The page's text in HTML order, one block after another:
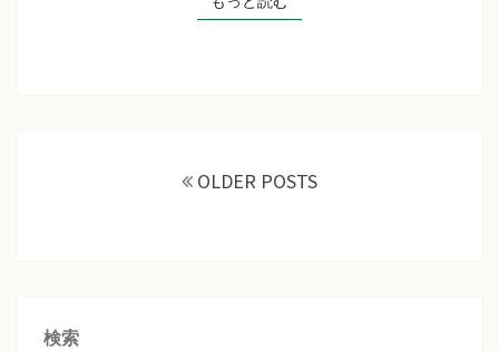
OLDER POSTS
検索